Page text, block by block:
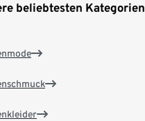
beliebtesten Kategorien